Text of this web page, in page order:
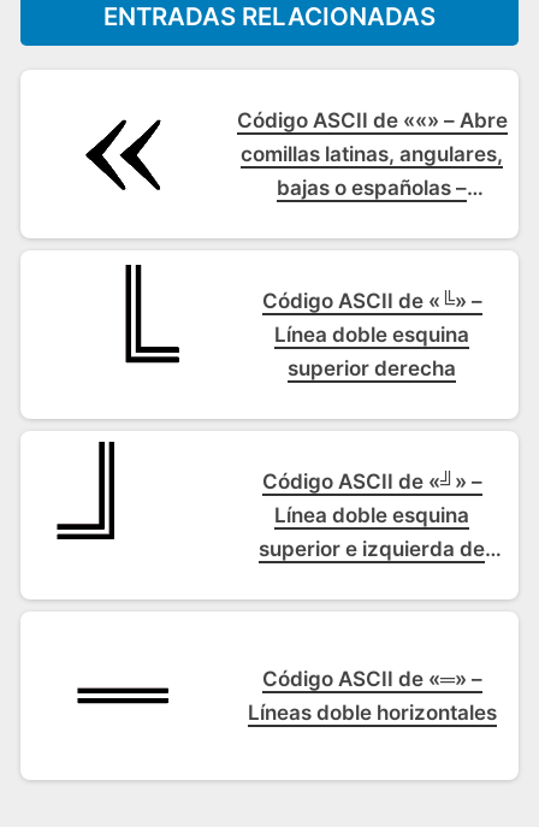
ENTRADAS RELACIONADAS
Código ASCII de ««» – Abre
comillas latinas, angulares,
bajas o españolas –
apertura
Código ASCII de «╚» –
Línea doble esquina
superior derecha
Código ASCII de «╝» –
Línea doble esquina
superior e izquierda de
Código ASCII de «═» –
Líneas doble horizontales